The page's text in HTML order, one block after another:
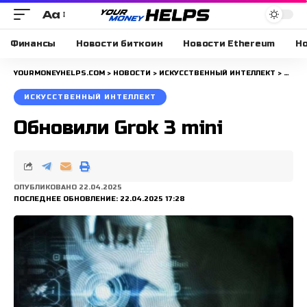
Размера
шрифта
Aa
Финансы Новости биткоин Новости Ethereum
YOURMONEYHELPS.COM > НОВОСТИ > ИСКУССТВЕННЫЙ ИНТЕЛЛЕКТ >
ИСКУССТВЕННЫЙ ИНТЕЛЛЕКТ
Обновили Grok 3 mini
ПОСЛЕДНЕЕ ОБНОВЛЕНИЕ: 22.04.2025 17:28
ОПУБЛИКОВАНО 22.04.2025